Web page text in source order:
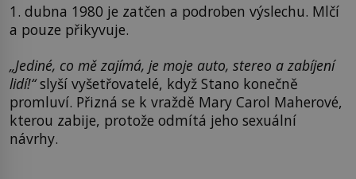
1. dubna 1980 je zatčen a podroben výslechu. Mlčí
a pouze přikyvuje.
„Jediné, co mě zajímá, je moje auto, stereo a zabíjení
lidí!“slyší vyšetřovatelé, když Stano konečně
promluví. Přizná se k vraždě Mary Carol Maherové,
kterou zabije, protože odmítá jeho sexuální
návrhy.